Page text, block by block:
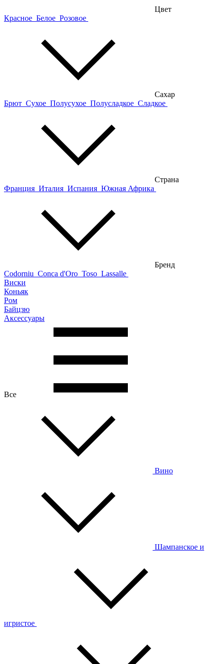
Цвет
Красное Белое Розовое
Сахар
Брют Сухое Полусухое Полусладкое Сладкое
Страна
Франция Италия Испания Южная Африка
Бренд
Codorniu Conca d'Oro Toso Lassalle
Виски
Коньяк
Ром
Байцзю
Аксессуары
Все
Вино
Шампанское и
игристое